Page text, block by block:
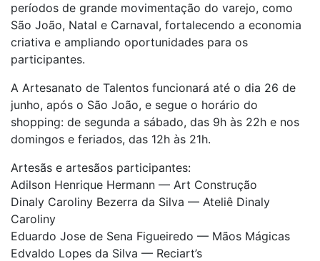
períodos de grande movimentação do varejo, como
São João, Natal e Carnaval, fortalecendo a economia
criativa e ampliando oportunidades para os
participantes.
A Artesanato de Talentos funcionará até o dia 26 de
junho, após o São João, e segue o horário do
shopping: de segunda a sábado, das 9h às 22h e nos
domingos e feriados, das 12h às 21h.
Artesãs e artesãos participantes:
Adilson Henrique Hermann — Art Construção
Dinaly Caroliny Bezerra da Silva — Ateliê Dinaly
Caroliny
Eduardo Jose de Sena Figueiredo — Mãos Mágicas
Edvaldo Lopes da Silva — Reciart’s